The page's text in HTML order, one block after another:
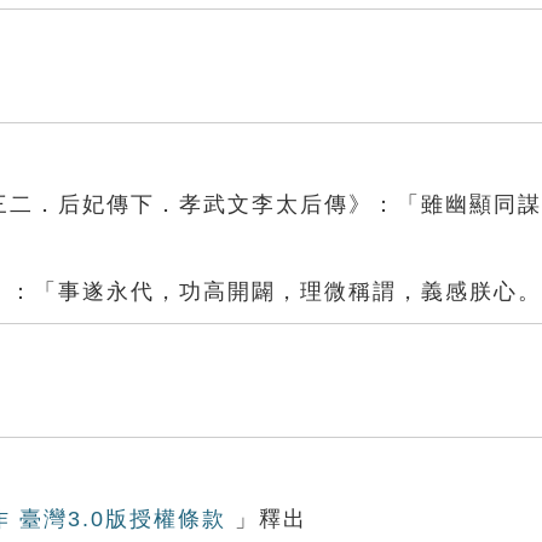
．后妃傳下．孝武文李太后傳》：「雖幽顯同
「事遂永代，功高開闢，理微稱謂，義感朕心
臺灣3.0版授權條款 」釋出